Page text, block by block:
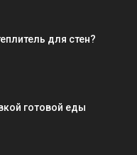
для стен?
готовой еды